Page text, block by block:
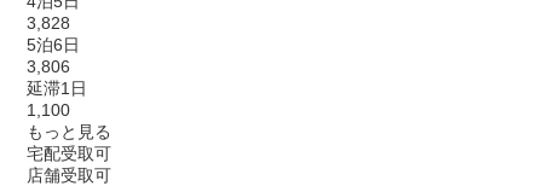
3,828
5泊6日
3,806
延滞1日
1,100
もっと見る
宅配受取可
店舗受取可